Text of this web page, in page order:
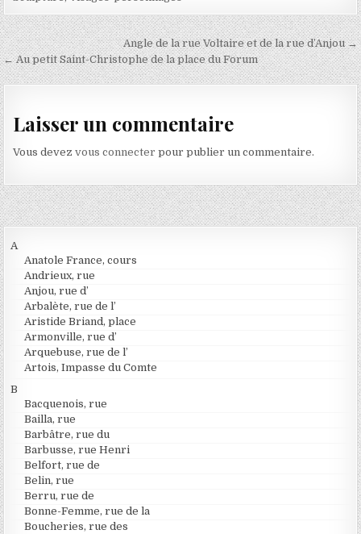
Navigation de l’articleAngle de la rue Voltaire et de la rue d’Anjou →
← Au petit Saint-Christophe de la place du Forum
Laisser un commentaire
Vous devezvous connecter pour publier un commentaire.
A
Anatole France, cours
Andrieux, rue
Anjou, rue d’
Arbalète, rue de l’
Aristide Briand, place
Armonville, rue d’
Arquebuse, rue de l’
Artois, Impasse du Comte
B
Bacquenois, rue
Bailla, rue
Barbâtre, rue du
Barbusse, rue Henri
Belfort, rue de
Belin, rue
Berru, rue de
Bonne-Femme, rue de la
Boucheries, rue des